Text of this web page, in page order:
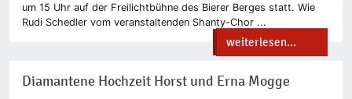
um 15 Uhr auf der Freilichtbühne des Bierer Berges statt. Wie
Rudi Schedler vom veranstaltenden Shanty-Chor ...
weiterlesen...
Diamantene Hochzeit Horst und Erna Mogge